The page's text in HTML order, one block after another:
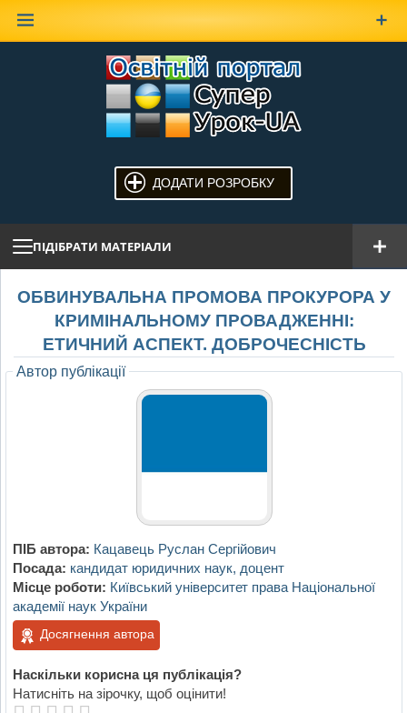
ДОДАТИ РОЗРОБКУ
ПІДІБРАТИ МАТЕРІАЛИ
ОБВИНУВАЛЬНА ПРОМОВА ПРОКУРОРА У
КРИМІНАЛЬНОМУ ПРОВАДЖЕННІ:
ЕТИЧНИЙ АСПЕКТ. ДОБРОЧЕСНІСТЬ
Автор публікації
ПІБ автора: Кацавець Руслан Сергійович
Посада: кандидат юридичних наук, доцент
Місце роботи: Київський університет права Національної
академії наук України
Досягнення автора
Наскільки корисна ця публікація?
Натисніть на зірочку, щоб оцінити!